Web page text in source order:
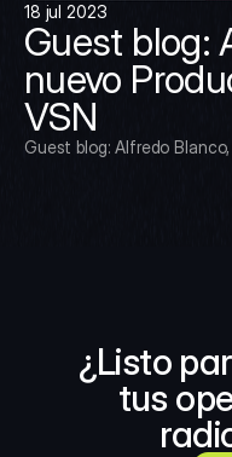
18 jul 2023
Guest blog:
nuevo
VSN
Guest blog: Alfredo
¿Listo
tus